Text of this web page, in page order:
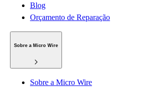
Blog
Orçamento de Reparação
Sobre a Micro Wire
Sobre a Micro Wire